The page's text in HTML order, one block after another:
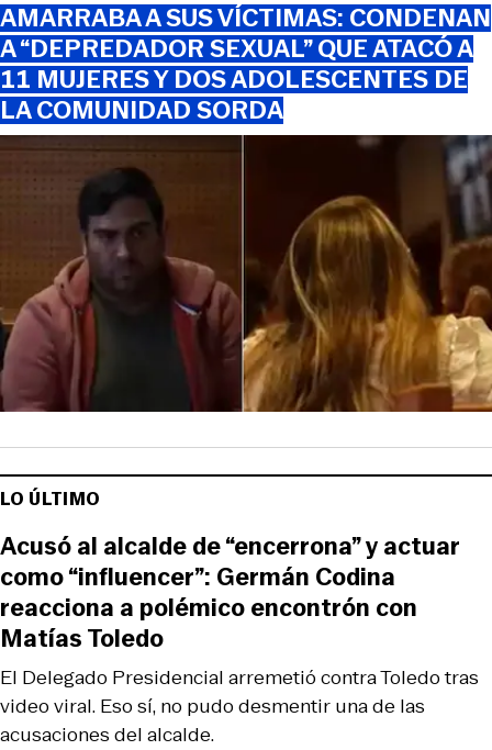
AMARRABA A SUS VÍCTIMAS: CONDENAN
A “DEPREDADOR SEXUAL” QUE ATACÓ A
11 MUJERES Y DOS ADOLESCENTES DE
LA COMUNIDAD SORDA
LO ÚLTIMO
El Delegado Presidencial arremetió contra Toledo tras
video viral. Eso sí, no pudo desmentir una de las
acusaciones del alcalde.
Acusó al alcalde de “encerrona” y actuar
como “influencer”: Germán Codina
reacciona a polémico encontrón con
Matías Toledo